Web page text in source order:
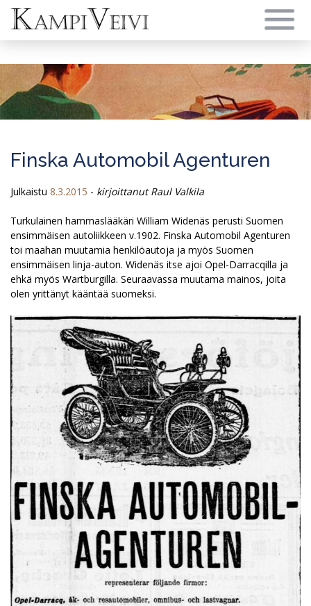
content
Finska Automobil Agenturen
Julkaistu 8.3.2015 - kirjoittanut Raul Valkila
Turkulainen hammaslääkäri William Widenäs perusti Suomen
ensimmäisen autoliikkeen v.1902. Finska Automobil Agenturen
toi maahan muutamia henkilöautoja ja myös Suomen
ensimmäisen linja-auton. Widenäs itse ajoi Opel-Darracqilla ja
ehkä myös Wartburgilla. Seuraavassa muutama mainos, joita
olen yrittänyt kääntää suomeksi.